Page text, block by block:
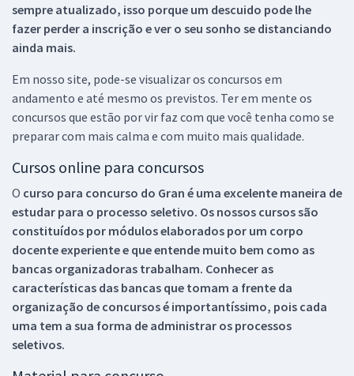
sempre atualizado, isso porque um descuido pode lhe
fazer perder a inscrição e ver o seu sonho se distanciando
ainda mais.
Em nosso site, pode-se visualizar os concursos em
andamento e até mesmo os previstos. Ter em mente os
concursos que estão por vir faz com que você tenha como se
preparar com mais calma e com muito mais qualidade.
Cursos online para concursos
O curso para concurso do Gran é uma excelente maneira de
estudar para o processo seletivo. Os nossos cursos são
constituídos por módulos elaborados por um corpo
docente experiente e que entende muito bem como as
bancas organizadoras trabalham. Conhecer as
características das bancas que tomam a frente da
organização de concursos é importantíssimo, pois cada
uma tem a sua forma de administrar os processos
seletivos.